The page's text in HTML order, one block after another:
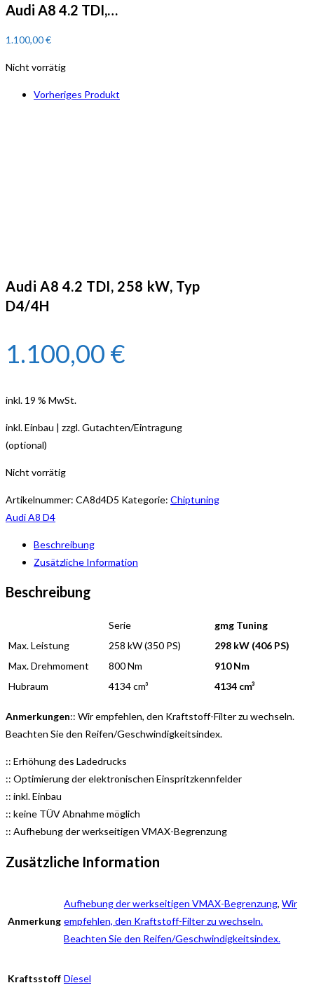
Audi A8 4.2 TDI,…
1.100,00€
Nicht vorrätig
Vorheriges Produkt
Audi A8 4.2 TDI, 258 kW, Typ
D4/4H
1.100,00 €
inkl. 19 % MwSt.
inkl. Einbau | zzgl. Gutachten/Eintragung
(optional)
Nicht vorrätig
Artikelnummer: CA8d4D5 Kategorie: Chiptuning
Audi A8 D4
Beschreibung
Zusätzliche Information
Beschreibung
Serie
gmg Tuning
Max. Leistung
258 kW (350 PS)
298 kW (406 PS)
Max. Drehmoment
800 Nm
910 Nm
Hubraum
4134 cm³ 4134 cm³
Anmerkungen:: Wir empfehlen, den Kraftstoff-Filter zu wechseln.
Beachten Sie den Reifen/Geschwindigkeitsindex.
:: Erhöhung des Ladedrucks
:: Optimierung der elektronischen Einspritzkennfelder
:: inkl. Einbau
:: keine TÜV Abnahme möglich
:: Aufhebung der werkseitigen VMAX-Begrenzung
Zusätzliche Information
Anmerkung
Aufhebung der werkseitigen VMAX-Begrenzung, Wir
empfehlen, den Kraftstoff-Filter zu wechseln.
Beachten Sie den Reifen/Geschwindigkeitsindex.
Kraftsstoff Diesel